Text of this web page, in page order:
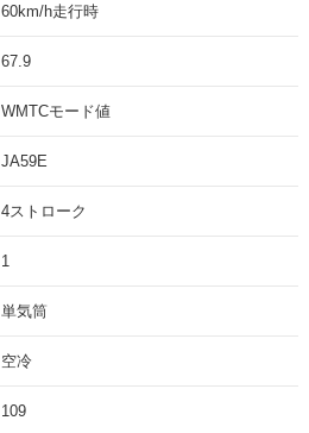
60km/h走行時
67.9
WMTCモード値
JA59E
4ストローク
1
単気筒
空冷
109